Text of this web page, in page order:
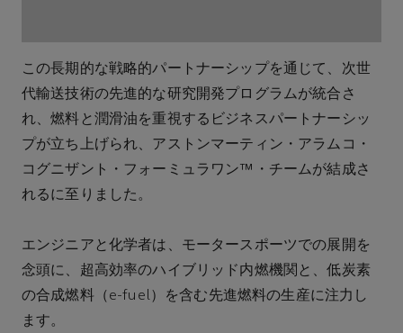
この長期的な戦略的パートナーシップを通じて、次世
代輸送技術の先進的な研究開発プログラムが統合さ
れ、燃料と潤滑油を重視するビジネスパートナーシッ
プが立ち上げられ、アストンマーティン・アラムコ・
コグニザント・フォーミュラワン™・チームが結成さ
れるに至りました。
エンジニアと化学者は、モータースポーツでの展開を
念頭に、超高効率のハイブリッド内燃機関と、低炭素
の合成燃料（e-fuel）を含む先進燃料の生産に注力し
ます。